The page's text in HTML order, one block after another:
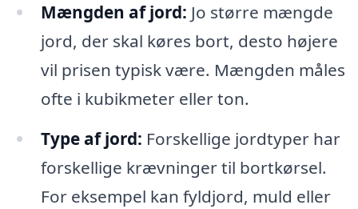
Mængden af jord: Jo større mængde
jord, der skal køres bort, desto højere
vil prisen typisk være. Mængden måles
ofte i kubikmeter eller ton.
Type af jord: Forskellige jordtyper har
forskellige krævninger til bortkørsel.
For eksempel kan fyldjord, muld eller